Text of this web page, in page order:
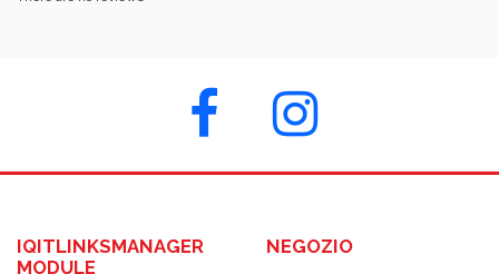
IQITLINKSMANAGER
MODULE
NEGOZIO